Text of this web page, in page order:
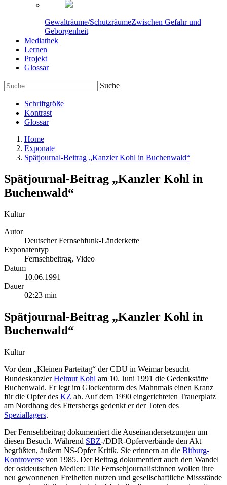
Gewalträume/SchutzräumeZwischen Gefahr und
Geborgenheit
Mediathek
Lernen
Projekt
Glossar
Suche
Schriftgröße
Kontrast
Glossar
Home
Exponate
Spätjournal-Beitrag „Kanzler Kohl in Buchenwald“
Spätjournal-Beitrag „Kanzler Kohl in
Buchenwald“
Kultur
Autor
Deutscher Fernsehfunk-Länderkette
Exponatentyp
Fernsehbeitrag, Video
Datum
10.06.1991
Dauer
02:23 min
Spätjournal-Beitrag „Kanzler Kohl in
Buchenwald“
Kultur
Vor dem „Kleinen Parteitag“ der CDU in Weimar besucht
BundeskanzlerHelmut Kohl am 10. Juni 1991 die Gedenkstätte
Buchenwald. Er legt im Glockenturm des Mahnmals einen Kranz
für die Opfer des KZ ab. Auf dem 1990 eingerichteten Trauerplatz
am Nordhang des Ettersbergs gedenkt er der Toten des
Speziallagers.
Der Fernsehbeitrag dokumentiert die Auseinandersetzungen um
diesen Besuch. Während SBZ-/DDR-Opferverbände den Akt
begrüßten, äußern NS-Opfer Kritik. Sie erinnern an die Bitburg-
Kontroverse von 1985. Der Beitrag dokumentiert auch den Wandel
der ostdeutschen Medien: Die Fernsehjournalist:innen wollen ihre
neu gewonnenen Freiheiten nutzen und gesellschaftliche Missstände